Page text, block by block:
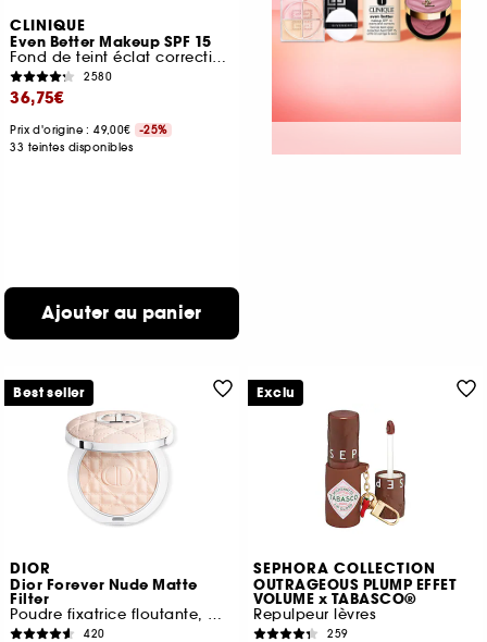
CLINIQUE
Even Better Makeup SPF 15
Fond de teint éclat correction teint SPF 15
2580
36,75€
Prix d'origine : 49,00€
-25%
33 teintes disponibles
Ajouter au panier
DIOR
Dior Forever Nude Matte
Filter
Poudre fixatrice floutante, mate lumineuse
420
Best seller
SEPHORA COLLECTION
OUTRAGEOUS PLUMP EFFET
VOLUME x TABASCO®
Repulpeur lèvres
259
Exclu